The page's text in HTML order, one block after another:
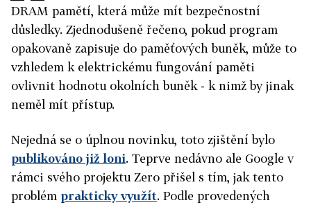
DRAM pamětí, která může mít bezpečnostní
důsledky. Zjednodušeně řečeno, pokud program
opakovaně zapisuje do paměťových buněk, může to
vzhledem k elektrickému fungování paměti
ovlivnit hodnotu okolních buněk - k nimž by jinak
neměl mít přístup.
Nejedná se o úplnou novinku, toto zjištění bylo
publikováno již loni. Teprve nedávno ale Google v
rámci svého projektu Zero přišel s tím, jak tento
problém prakticky využít. Podle provedených